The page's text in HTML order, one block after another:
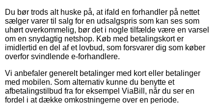
Du bør trods alt huske på, at ifald en forhandler på nettet
sælger varer til salg for en udsalgspris som kan ses som
uhørt overkommelig, bør det i nogle tilfælde være en varsel
om en snydagtig netshop. Køb med betalingskort er
imidlertid en del af et lovbud, som forsvarer dig som køber
overfor svindlende e-forhandlere.
Vi anbefaler generelt betalinger med kort eller betalinger
med mobilen. Som alternativ kunne du benytte et
afbetalingstilbud fra for eksempel ViaBill, når du ser en
fordel i at dække omkostningerne over en periode.